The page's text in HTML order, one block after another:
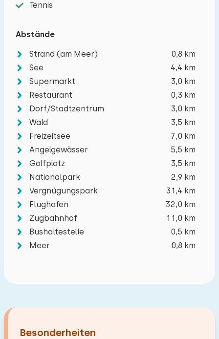
Besonderheiten
Tennis
Abstände
Strand (am Meer)
0,8 km
See
4,4 km
Supermarkt
3,0 km
Restaurant
0,3 km
Dorf/Stadtzentrum
3,0 km
Wald
3,5 km
Freizeitsee
7,0 km
Angelgewässer
5,5 km
Golfplatz
3,5 km
Nationalpark
2,9 km
Vergnügungspark
31,4 km
Flughafen
32,0 km
Zugbahnhof
11,0 km
Bushaltestelle
0,5 km
Meer
0,8 km